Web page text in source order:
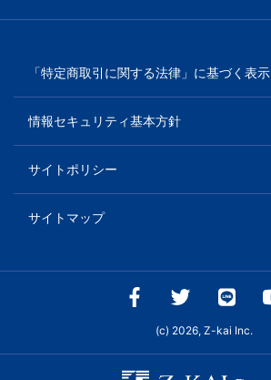
「特定商取引に関する法律」に基づく表示
情報セキュリティ基本方針
サイトポリシー
サイトマップ
(c) 2026, Z-kai Inc.